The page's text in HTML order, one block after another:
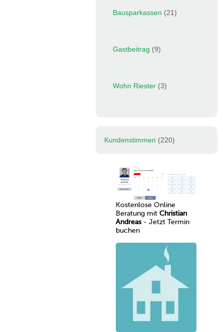
Bausparkassen (21)
Gastbeitrag (9)
Wohn Riester (3)
Kundenstimmen (220)
Kostenlose Online
Beratung mit Christian
Andreas- Jetzt Termin
buchen